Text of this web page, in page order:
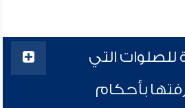
التي
بأحكام